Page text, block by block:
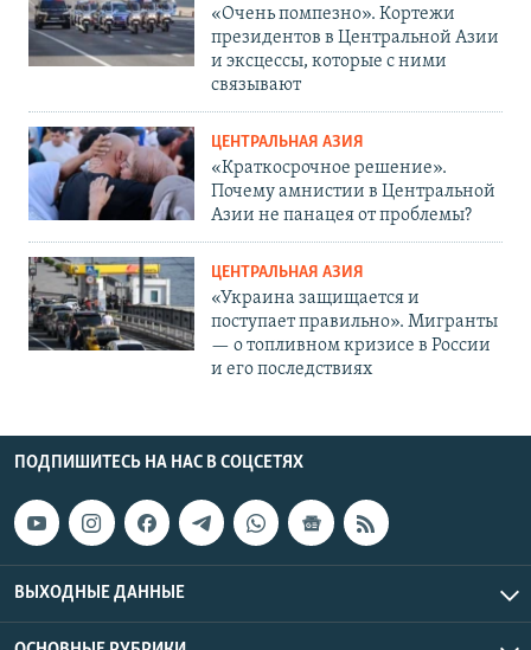
«Очень помпезно». Кортежи
президентов в Центральной Азии
и эксцессы, которые с ними
связывают
ЦЕНТРАЛЬНАЯ АЗИЯ
«Краткосрочное решение».
Почему амнистии в Центральной
Азии не панацея от проблемы?
ЦЕНТРАЛЬНАЯ АЗИЯ
«Украина защищается и
поступает правильно». Мигранты
— о топливном кризисе в России
и его последствиях
ПОДПИШИТЕСЬ НА НАС В СОЦСЕТЯХ
ВЫХОДНЫЕ ДАННЫЕ